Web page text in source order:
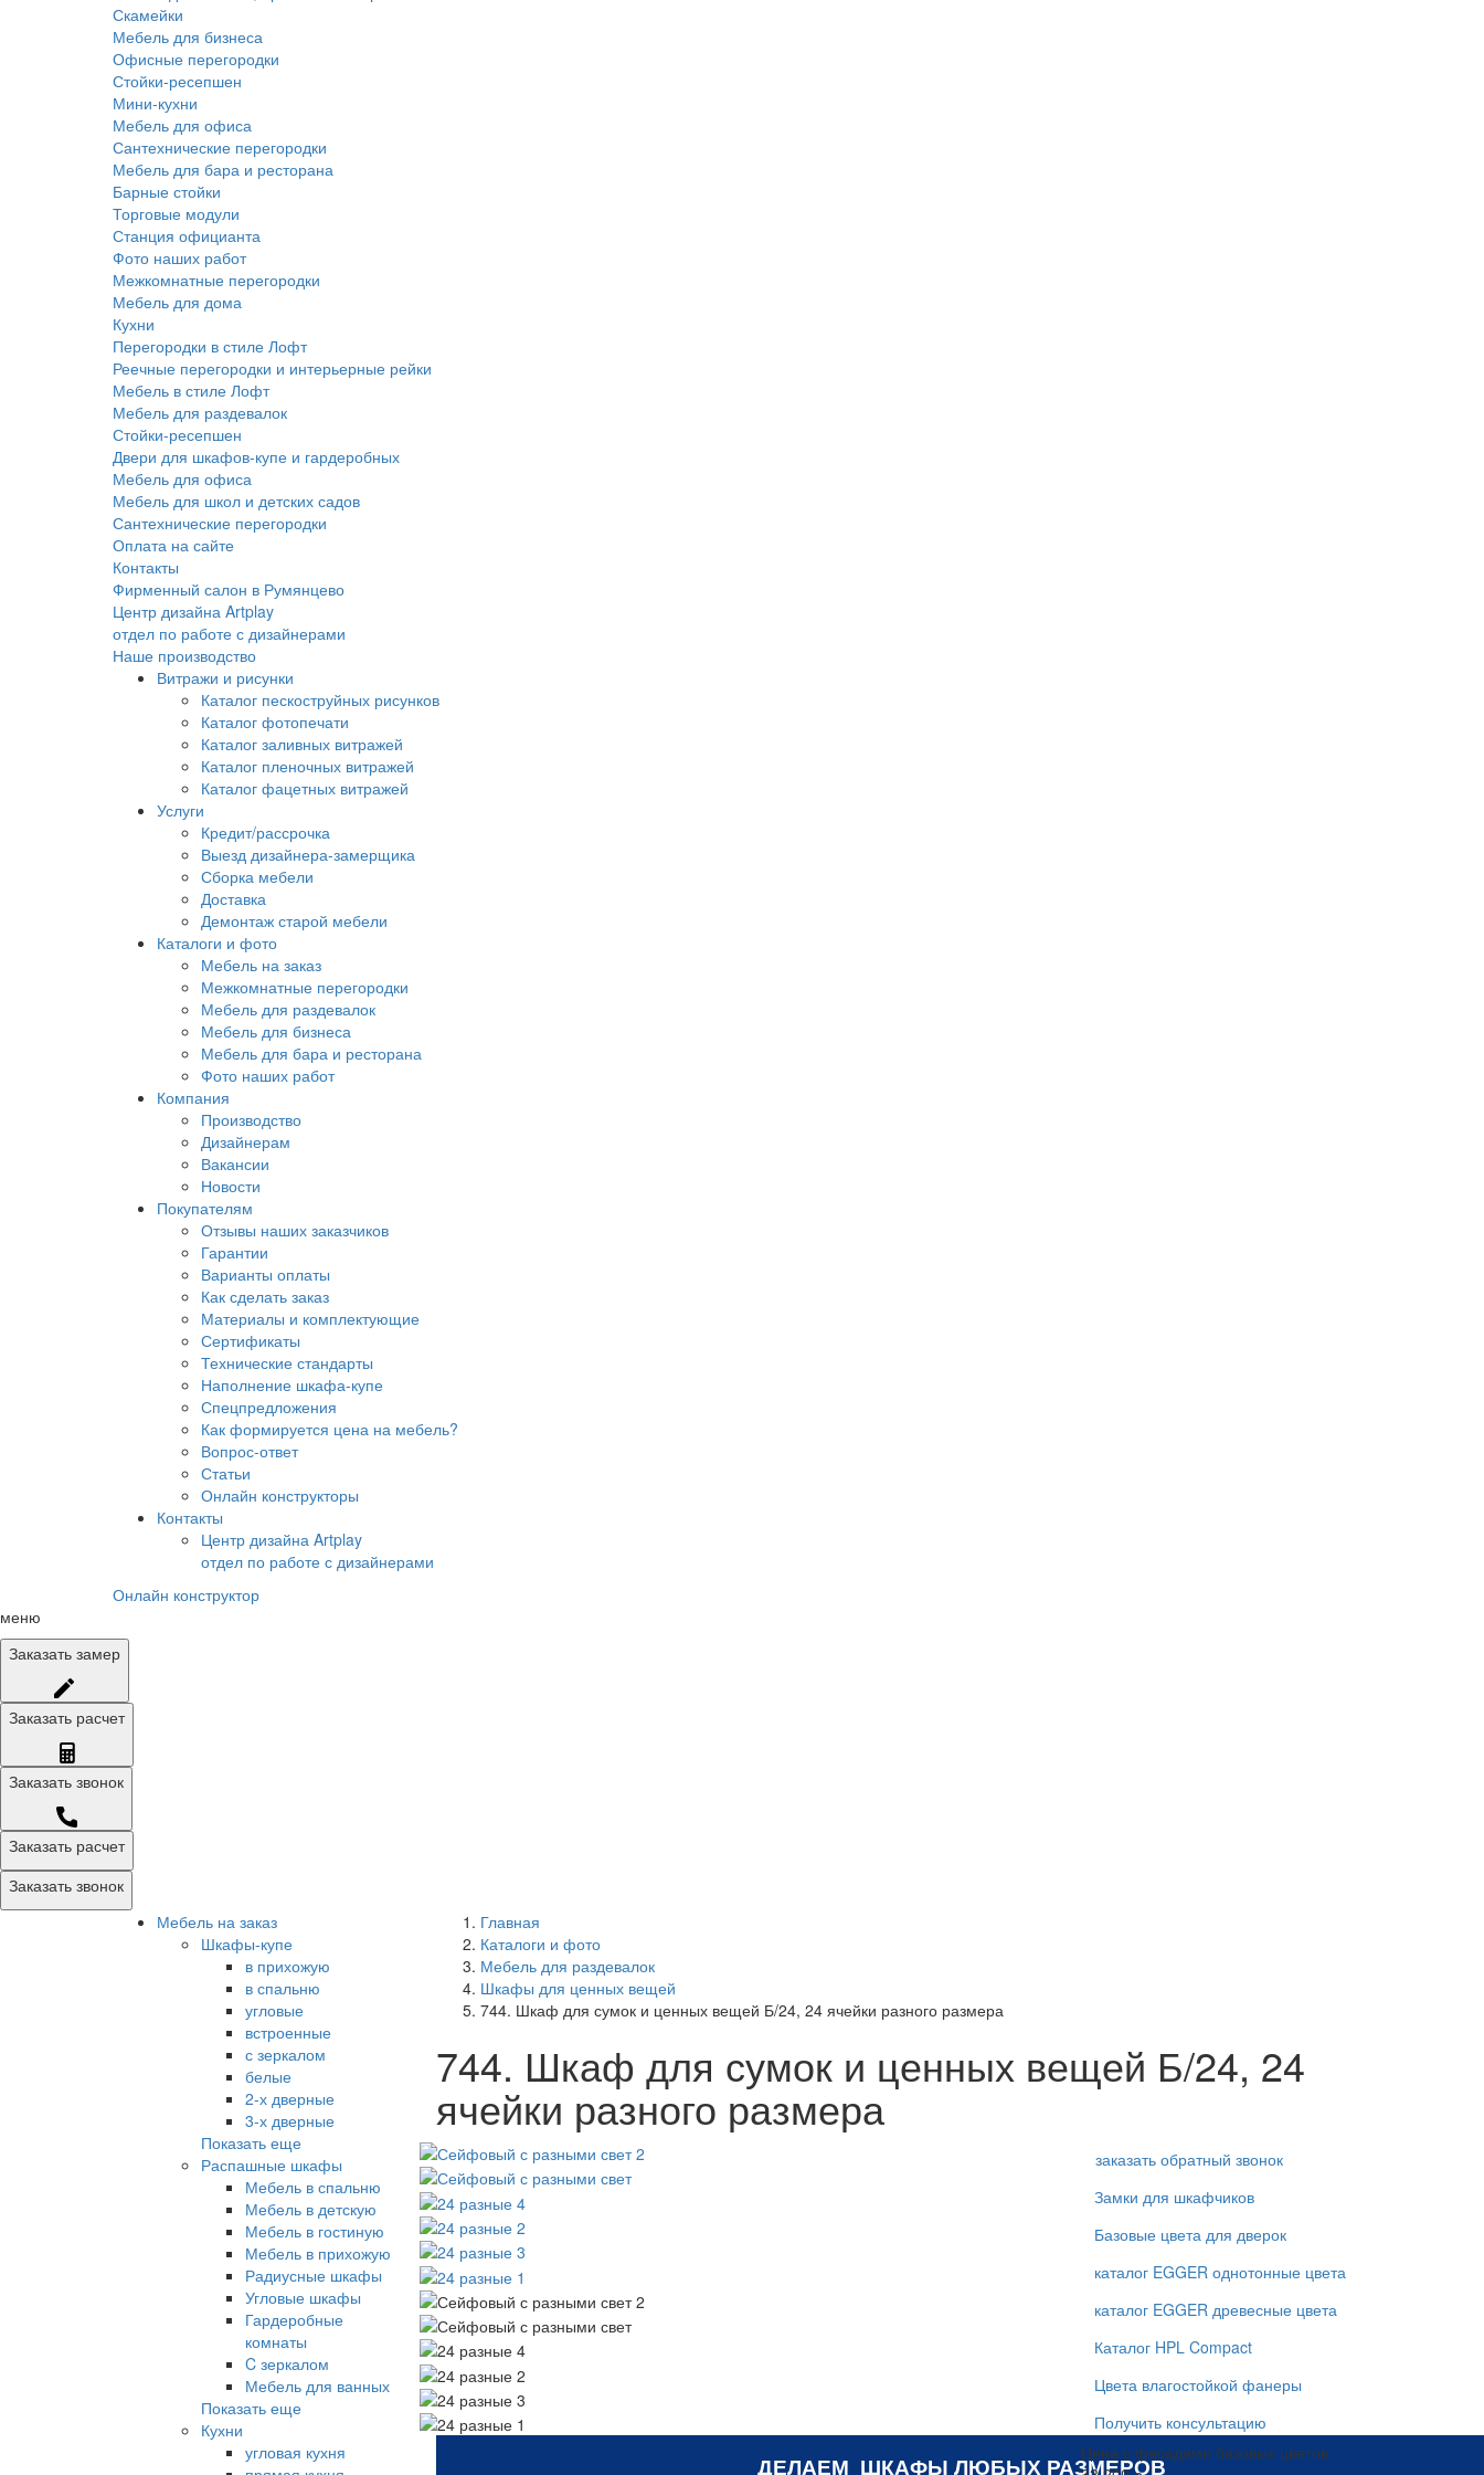
Скамейки
Мебель для бизнеса
Офисные перегородки
Стойки-ресепшен
Мини-кухни
Мебель для офиса
Сантехнические перегородки
Мебель для бара и ресторана
Барные стойки
Торговые модули
Станция официанта
Фото наших работ
Межкомнатные перегородки
Мебель для дома
Кухни
Перегородки в стиле Лофт
Реечные перегородки и интерьерные рейки
Мебель в стиле Лофт
Мебель для раздевалок
Стойки-ресепшен
Двери для шкафов-купе и гардеробных
Мебель для офиса
Мебель для школ и детских садов
Сантехнические перегородки
Оплата на сайте
Контакты
Фирменный салон в Румянцево
Центр дизайна Artplay
отдел по работе с дизайнерами
Наше производство
Витражи и рисунки
Каталог пескоструйных рисунков
Каталог фотопечати
Каталог заливных витражей
Каталог пленочных витражей
Каталог фацетных витражей
Услуги
Кредит/рассрочка
Выезд дизайнера-замерщика
Сборка мебели
Доставка
Демонтаж старой мебели
Каталоги и фото
Мебель на заказ
Межкомнатные перегородки
Мебель для раздевалок
Мебель для бизнеса
Мебель для бара и ресторана
Фото наших работ
Компания
Производство
Дизайнерам
Вакансии
Новости
Покупателям
Отзывы наших заказчиков
Гарантии
Варианты оплаты
Как сделать заказ
Материалы и комплектующие
Сертификаты
Технические стандарты
Наполнение шкафа-купе
Спецпредложения
Как формируется цена на мебель?
Вопрос-ответ
Статьи
Онлайн конструкторы
Контакты
Центр дизайна Artplay
отдел по работе с дизайнерами
Онлайн конструктор
меню
Заказать замер
Заказать расчет
Заказать звонок
Заказать расчет
Заказать звонок
Мебель на заказ
Шкафы-купе
в прихожую
в спальню
угловые
встроенные
с зеркалом
белые
2-х дверные
3-х дверные
Показать еще
Распашные шкафы
Мебель в спальню
Мебель в детскую
Мебель в гостиную
Мебель в прихожую
Радиусные шкафы
Угловые шкафы
Гардеробные
комнаты
C зеркалом
Мебель для ванных
Показать еще
Кухни
угловая кухня
Главная
Каталоги и фото
Мебель для раздевалок
Шкафы для ценных вещей
744. Шкаф для сумок и ценных вещей Б/24, 24 ячейки разного размера
744. Шкаф для сумок и ценных вещей Б/24, 24
ячейки разного размера
ДЕЛАЕМ ШКАФЫ ЛЮБЫХ РАЗМЕРОВ
заказать обратный звонок
Замки для шкафчиков
Базовые цвета для дверок
каталог EGGER однотонные цвета
каталог EGGER древесные цвета
Каталог HPL Compact
Цвета влагостойкой фанеры
Получить консультацию
Цена с фасадами базовых цветов